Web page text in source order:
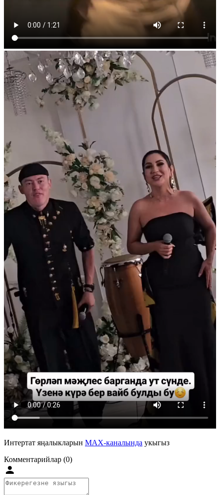
Интертат яңалыкларын MAX-каналында укыгыз
Комментарийлар (0)